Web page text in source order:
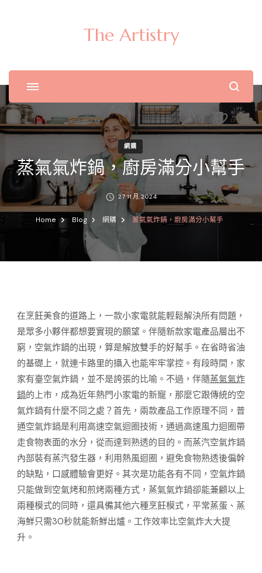
The Artistry
網購
蒸氣氣炸鍋，廚房滿分小幫手
27 11 月, 2024
Home Blog 網購 蒸氣氣炸鍋，廚房滿分小幫手
在烹飪美食的道路上，一款小家電就能輕鬆解決所有問題，
是眾多小夥伴都想要實現的願望。伴隨新款家電產品層出不
窮，空氣炸鍋的出現，算是解放雙手的好幫手。在省時省油
的基礎上，就連卡路里的攝入也能牢牢掌控。有段時間，家
家有臺空氣炸鍋，並不是誇張的比喻。不過，伴隨蒸氣氣炸
鍋的上市，成為近年熱門小家電的新寵，那麼它跟傳統的空
氣炸鍋有什麼不同之處？首先，兩款產品工作原理不同，普
通空氣炸鍋是利用高速空氣迴圈技術，通過高速風力迴圈帶
走食物表面的水分，從而達到熟透的目的。而蒸汽空氣炸鍋
內部裝有蒸汽發生器，利用熱風迴圈，避免食物熟透後偏幹
的缺點，口感體驗會更好。其次是功能各有不同，空氣炸鍋
只能做到空氣烤和煎烤兩種方式，蒸氣氣炸鍋卻能兼顧以上
兩種模式的同時，還具備其他六種烹飪模式，平常蒸蛋、蒸
海鮮只需30秒就能新鮮出爐。工作效率比空氣炸大大提
升。